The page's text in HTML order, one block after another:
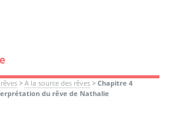
> A la source des rêves> Chapitre 4
du rêve de Nathalie